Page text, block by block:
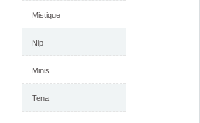
Mistique
Nip
Minis
Tena